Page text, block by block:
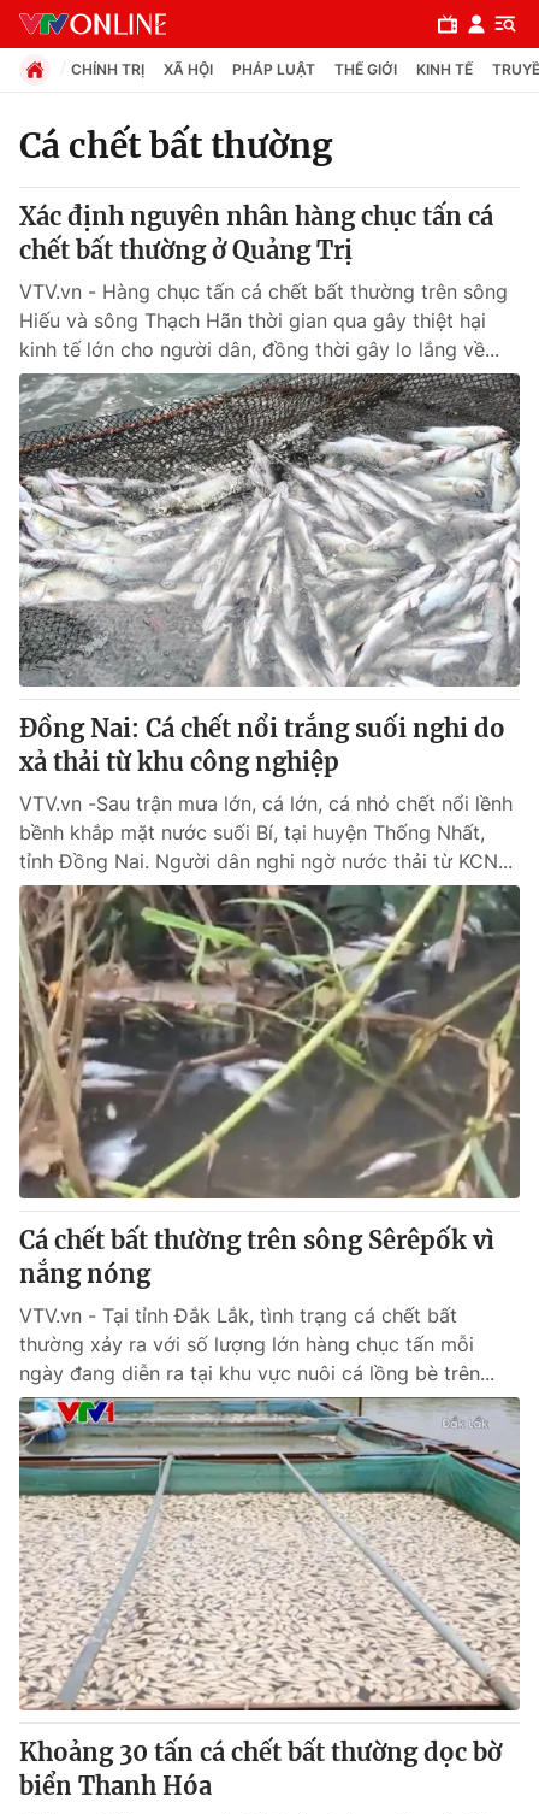
Chuyên mục
Chính trị
Xã hội
Pháp luật
Y tế
Thế giới
Tin tức
Thế giới đó đây
Câu chuyện quốc tế
Kinh tế
Tài chính
Thị trường
Góc doanh nghiệp
Dữ liệu và đời sống
Truyền hình
Hậu trường
Nhân vật
Khán giả
Giải sao mai
Giải trí
Điện ảnh
Âm nhạc
Sao
Đời sống
Du lịch
Làm đẹp
Chất lượng cuộc sống
Giáo dục
Tuyển sinh
Học trực tuyến
Công nghệ
Hitech Công nghệ tương lai
Sản phẩm
Thị trường
Tư vấn
Giao lưu trực tuyến
Lịch phát sóng
Chuyên mục khác
Emagazine
Photo Infographic
Video Shorts video
VTV Money VTV Thể thao
VTV Sức khoẻ Bất động sản
Thị trường 24h Tấm lòng Việt
VTV4 Vươn mình bằng AI
VTV9
CHÍNH TRỊ XÃ HỘI PHÁP LUẬT THẾ GIỚI KINH TẾ
Cá chết bất thường
Xác định nguyên nhân hàng chục tấn cá
chết bất thường ở Quảng Trị
VTV.vn - Hàng chục tấn cá chết bất thường trên sông
Hiếu và sông Thạch Hãn thời gian qua gây thiệt hại
kinh tế lớn cho người dân, đồng thời gây lo lắng về...
Đồng Nai: Cá chết nổi trắng suối nghi do
xả thải từ khu công nghiệp
VTV.vn -Sau trận mưa lớn, cá lớn, cá nhỏ chết nổi lềnh
bềnh khắp mặt nước suối Bí, tại huyện Thống Nhất,
tỉnh Đồng Nai. Người dân nghi ngờ nước thải từ KCN...
Cá chết bất thường trên sông Sêrêpốk vì
nắng nóng
VTV.vn - Tại tỉnh Đắk Lắk, tình trạng cá chết bất
thường xảy ra với số lượng lớn hàng chục tấn mỗi
ngày đang diễn ra tại khu vực nuôi cá lồng bè trên...
Khoảng 30 tấn cá chết bất thường dọc bờ
biển Thanh Hóa